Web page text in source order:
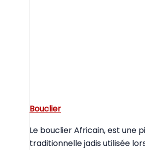
Bouclier
Le bouclier Africain, est une
traditionnelle jadis utilisée